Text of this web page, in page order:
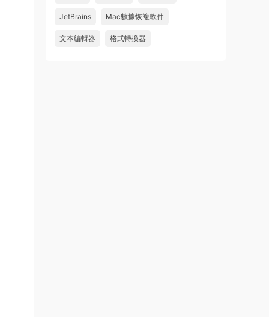
中文破解版 PR2026 強大視頻編輯軟件
u262113823826 • 2026-08-06
JetBrains Mac數據恢複軟件
文本編輯器 格式轉換器